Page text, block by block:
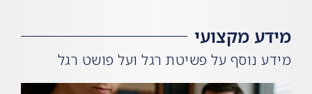
מידע מקצועי
מידע נוסף על פשיטת רגל ועל פושט רגל